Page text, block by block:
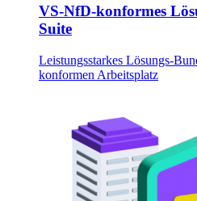
VS-NfD-konformes
Suite
Leistungsstarkes Lösungs-
konformen Arbeitsplatz